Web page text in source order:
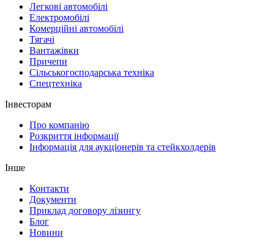
Легкові автомобілі
Електромобілі
Комерційні автомобілі
Тягачі
Вантажівки
Причепи
Сільськогосподарська техніка
Спецтехніка
Інвесторам
Про компанію
Розкриття інформації
Інформація для аукціонерів та стейкхолдерів
Інше
Контакти
Документи
Приклад договору лізингу
Блог
Новини